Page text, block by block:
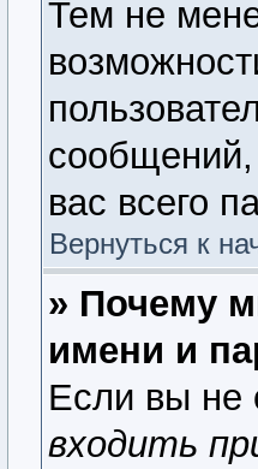
Тем не
сообщений,
вас всего
Вернуться к
» Почему
имени и
Если вы не
входить